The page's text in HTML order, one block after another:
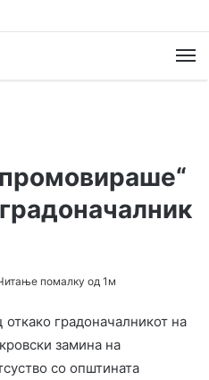
помалку од 1м
градоначалникот на
замина на
со општината